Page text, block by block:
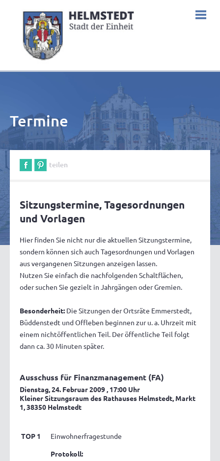
Termine
teilen
Sitzungstermine, Tagesordnungen
und Vorlagen
Hier finden Sie nicht nur die aktuellen Sitzungstermine,
sondern können sich auch Tagesordnungen und Vorlagen
aus vergangenen Sitzungen anzeigen lassen.
Nutzen Sie einfach die nachfolgenden Schaltflächen,
oder suchen Sie gezielt in Jahrgängen oder Gremien.
Besonderheit: Die Sitzungen der Ortsräte Emmerstedt,
Büddenstedt und Offleben beginnen zur u. a. Uhrzeit mit
einem nichtöffentlichen Teil. Der öffentliche Teil folgt
dann ca. 30 Minuten später.
Ausschuss für Finanzmanagement (FA)
Dienstag, 24. Februar 2009, 17:00 Uhr
Kleiner Sitzungsraum des Rathauses Helmstedt, Markt
1, 38350 Helmstedt
TOP 1
Einwohnerfragestunde
Protokoll: